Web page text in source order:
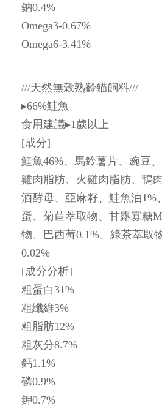
鈉0.4%
Omega3-0.67%
Omega6-3.41%
///天然無穀熟齡貓飼料///
▸66%鮭魚
食用建議▸1歲以上
[成分]
鮭魚46%、馬鈴薯片、豌豆
雞肉脂肪、火雞肉脂肪、鴨
酒酵母、亞麻籽、鮭魚油1%
蛋、菊苣萃取物、甘露寡糖
物、巴西莓0.1%、綠茶萃取
0.02%
[成分分析]
粗蛋白31%
粗纖維3%
粗脂肪12%
粗灰分8.7%
鈣1.1%
磷0.9%
鉀0.7%